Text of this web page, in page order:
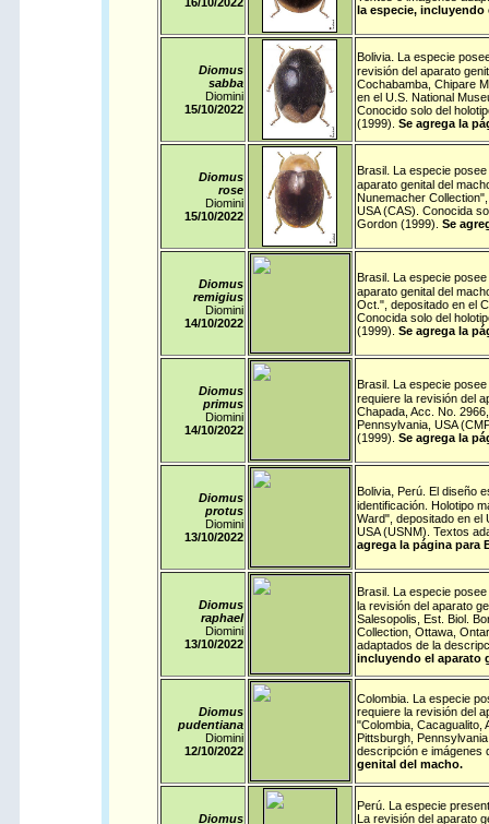
la especie, incluyendo
Diomus
sabba
Diomini
15/10/2022
Bolivia. La especie
revisión del aparato
Cochabamba, Chipare
en el U.S. National
Conocido solo del
(1999). Se agrega la
Diomus
rose
Diomini
15/10/2022
Brasil. La especie
aparato genital del
Nunemacher
USA (CAS). Conocida
Gordon (1999). Se
Diomus
remigius
Diomini
14/10/2022
Brasil. La especie
aparato genital del
Oct.", depositado en el
Conocida solo del
(1999). Se agrega la
Diomus
primus
Diomini
14/10/2022
Brasil. La especie
requiere la revisión del
Chapada, Acc. No.
Pennsylvania, USA
(1999). Se agrega la
Diomus
protus
Diomini
13/10/2022
Bolivia, Perú. El diseño
identificación. Holotipo
Ward", depositado en el
USA (USNM). Textos
agrega la página para
Diomus
raphael
Diomini
13/10/2022
Brasil. La especie
la revisión del aparato
Salesopolis, Est. Biol.
Collection, Ottawa,
adaptados de la
incluyendo el aparato
Diomus
pudentiana
Diomini
12/10/2022
Colombia. La especie
requiere la revisión del
"Colombia, Cacagualito,
Pittsburgh,
descripción e imágenes
genital del macho.
Diomus
Perú. La especie
La revisión del aparato